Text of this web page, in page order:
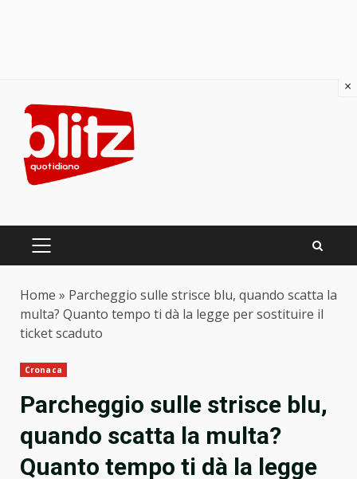
content
PRIMARY
Home » Parcheggio sulle strisce blu, quando scatta la
multa? Quanto tempo ti dà la legge per sostituire il
ticket scaduto
Cronaca
Parcheggio sulle strisce blu,
quando scatta la multa?
Quanto tempo ti dà la legge
×